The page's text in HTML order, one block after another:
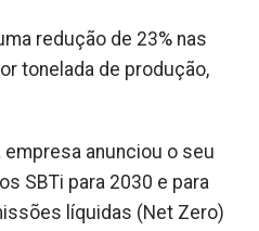
redução de 23% nas
tonelada de produção,
empresa anunciou o seu
SBTi para 2030 e para
líquidas (Net Zero)